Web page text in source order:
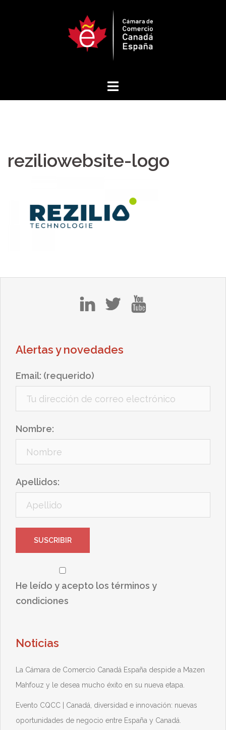
reziliowebsite-logo
Alertas y novedades
Email: (requerido)
Nombre:
Apellidos:
He leído y acepto los términos y
condiciones
Noticias
La Cámara de Comercio Canadá España despide a Mazen
Mahfouz y le desea mucho éxito en su nueva etapa.
Evento CQCC | Canadá, diversidad e innovación: nuevas
oportunidades de negocio entre España y Canadá.